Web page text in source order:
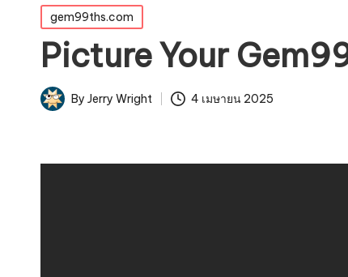
Posted
in
gem99ths.com
Picture Your
PostedBy Jerry Wright 4 เมษายน 2025